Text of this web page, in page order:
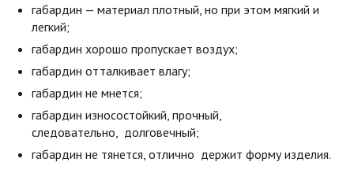
габардин — материал плотный, но при этом мягкий и
легкий;
габардин хорошо пропускает воздух;
габардин отталкивает влагу;
габардин не мнется;
габардин износостойкий, прочный,
следовательно, долговечный;
габардин не тянется, отлично держит форму изделия.